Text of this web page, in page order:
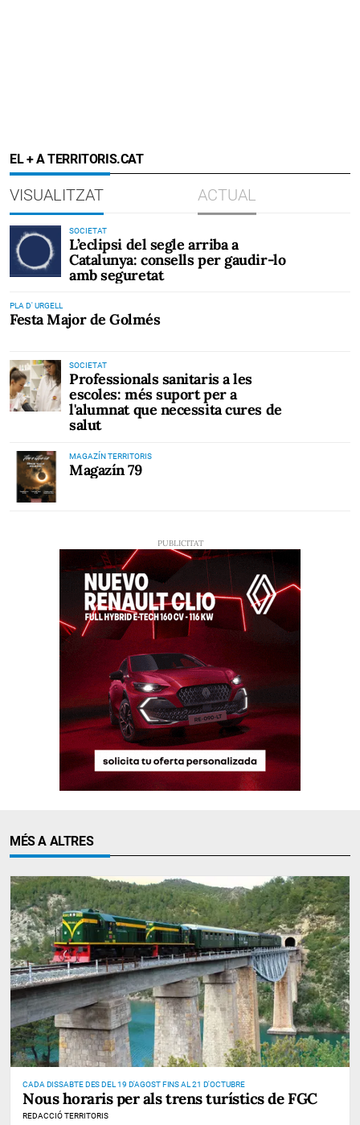
EL + A TERRITORIS.CAT
VISUALITZAT ACTUAL
SOCIETAT
L’eclipsi del segle arriba a
Catalunya: consells per gaudir-lo
amb seguretat
PLA D' URGELL
Festa Major de Golmés
SOCIETAT
Professionals sanitaris a les
escoles: més suport per a
l'alumnat que necessita cures de
salut
MAGAZÍN TERRITORIS
Magazín 79
MÉS A ALTRES
CADA DISSABTE DES DEL 19 D'AGOST FINS AL 21 D'OCTUBRE
Nous horaris per als trens turístics de FGC
REDACCIÓ TERRITORIS